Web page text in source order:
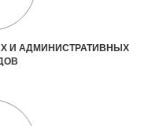
И АДМИНИСТРАТИВНЫХ